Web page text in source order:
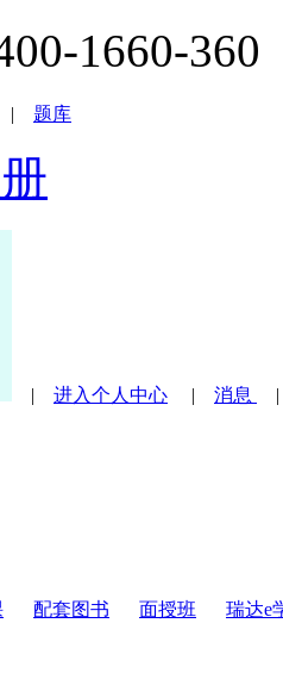
1660-
| 题库
| 进入个人中心 | 消息
配套图书 面授班
瑞达e